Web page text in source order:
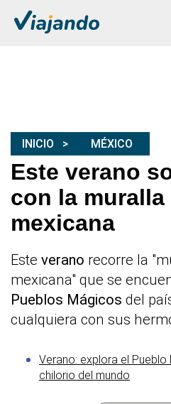
INICIO MÉXICO
Este verano
con la
mexicana
Este verano recorre la
mexicana" que se
Pueblos Mágicos del
cualquiera con sus
Verano: explora el
chilorio del mundo